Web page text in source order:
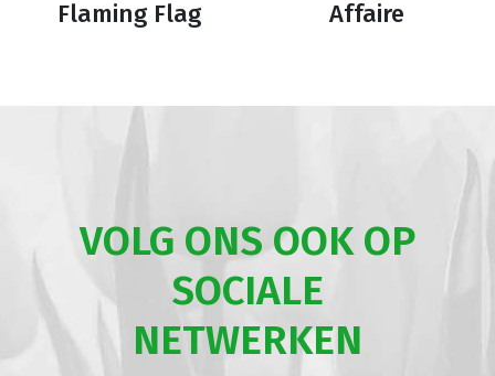
Flaming Flag Affaire
VOLG ONS OOK OP
SOCIALE
NETWERKEN